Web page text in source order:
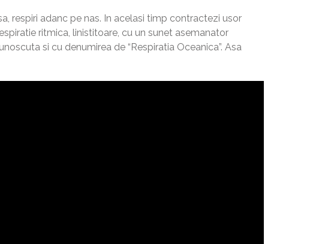
respiri adanc pe nas. In acelasi timp contractezi usor
ritmica, linistitoare, cu un sunet asemanator
si cu denumirea de “Respiratia Oceanica”. Asa